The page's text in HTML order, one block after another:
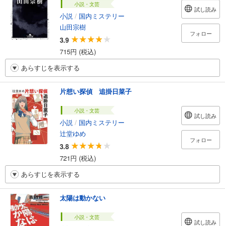
小説・文芸
小説 / 国内ミステリー
山田宗樹
3.9
715円 (税込)
試し読み
フォロー
あらすじを表示する
片想い探偵 追掛日菜子
小説・文芸
小説 / 国内ミステリー
辻堂ゆめ
3.8
721円 (税込)
試し読み
フォロー
あらすじを表示する
太陽は動かない
小説・文芸
試し読み